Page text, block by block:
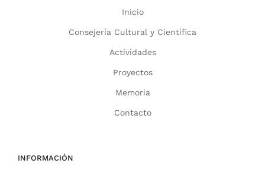
Inicio
Consejería Cultural y Científica
Actividades
Proyectos
Memoria
Contacto
INFORMACIÓN